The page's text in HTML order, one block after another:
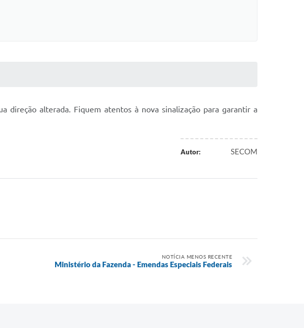
direção alterada. Fiquem atentos à nova sinalização para garantir a
Autor: SECOM
NOTÍCIA MENOS RECENTE
Ministério da Fazenda - Emendas Especiais Federais